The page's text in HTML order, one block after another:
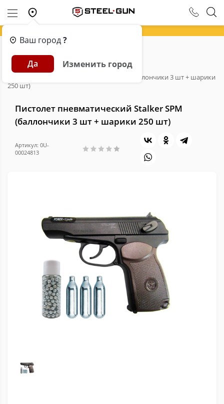
Ваш город?
Да Изменить город
Главная Каталог
Пневматические пистолеты
Пистолет пневматический Stalker SPM (баллончики 3 шт + шарики
250 шт)
Пистолет пневматический Stalker SPM
(баллончики 3 шт + шарики 250 шт)
Артикул: 0U-
00024813